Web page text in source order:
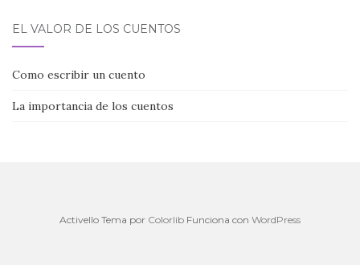
EL VALOR DE LOS CUENTOS
Como escribir un cuento
La importancia de los cuentos
Activello Tema por Colorlib Funciona con WordPress